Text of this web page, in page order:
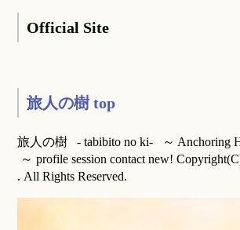
Official Site
旅人の樹 top
旅人の樹 - tabibito no ki- ～ Anchoring
～ profile session contact new!
. All Rights Reserved.